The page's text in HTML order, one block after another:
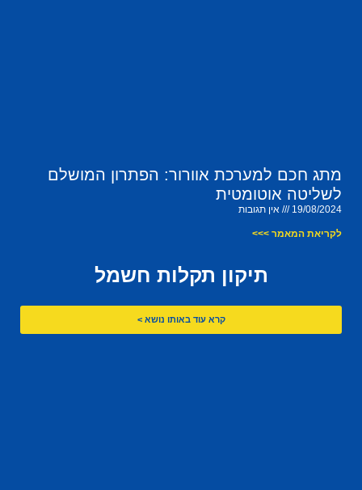
מתג חכם למערכת אוורור: הפתרון המושלם
לשליטה אוטומטית
19/08/2024 אין תגובות
לקריאת המאמר >>>
תיקון תקלות חשמל
קרא עוד באותו נושא >